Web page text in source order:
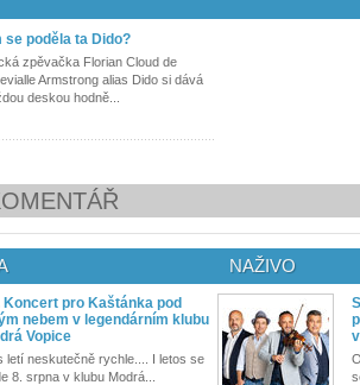
se poděla ta Dido?
zpěvačka Florian Cloud de
Armstrong alias Dido si dává
deskou hodně...
Koncert pro Kaštánka pod
nebem v legendárním klubu
Vopice
letí neskutečně rychle.... I letos se
8. srpna v klubu Modrá...
NAŽIVO